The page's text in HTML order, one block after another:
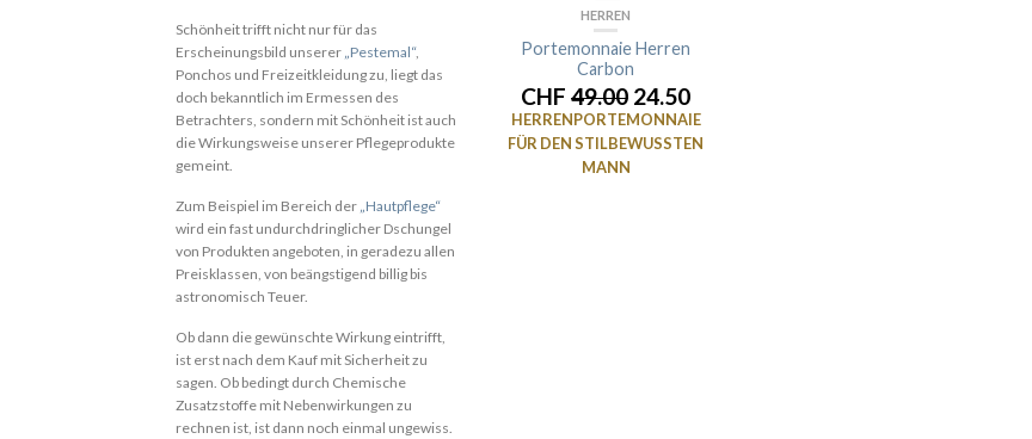
HERREN
Portemonnaie Herren
Carbon
CHF 49.00 24.50
HERRENPORTEMONNAIE
FÜR DEN STILBEWUSSTEN
MANN
Schönheit trifft nicht nur für das
Erscheinungsbild unserer „Pestemal“,
Ponchos und Freizeitkleidung zu, liegt das
doch bekanntlich im Ermessen des
Betrachters, sondern mit Schönheit ist auch
die Wirkungsweise unserer Pflegeprodukte
gemeint.
Zum Beispiel im Bereich der „Hautpflege“
wird ein fast undurchdringlicher Dschungel
von Produkten angeboten, in geradezu allen
Preisklassen, von beängstigend billig bis
astronomisch Teuer.
Ob dann die gewünschte Wirkung eintrifft,
ist erst nach dem Kauf mit Sicherheit zu
sagen. Ob bedingt durch Chemische
Zusatzstoffe mit Nebenwirkungen zu
rechnen ist, ist dann noch einmal ungewiss.